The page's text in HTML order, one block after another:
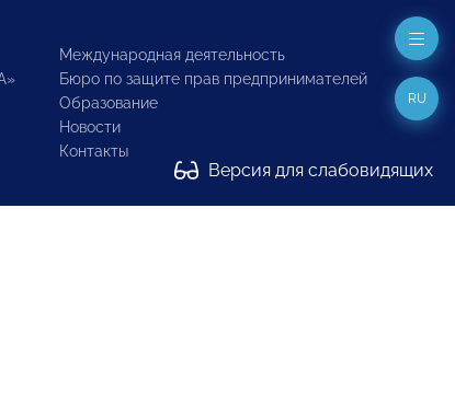
Международная деятельность
Бюро по защите прав предпринимателей
Образование
Новости
Контакты
Версия для слабовидящих
RU